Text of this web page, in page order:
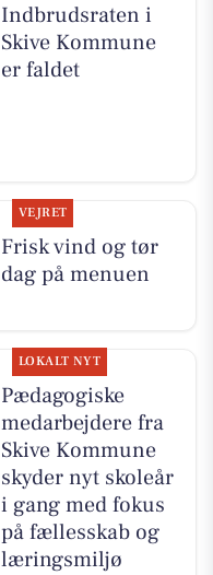
Indbrudsraten i
Skive Kommune
er faldet
VEJRET
Frisk vind og tør
dag på menuen
LOKALT NYT
Pædagogiske
medarbejdere fra
Skive Kommune
skyder nyt skoleår
i gang med fokus
på fællesskab og
læringsmiljø